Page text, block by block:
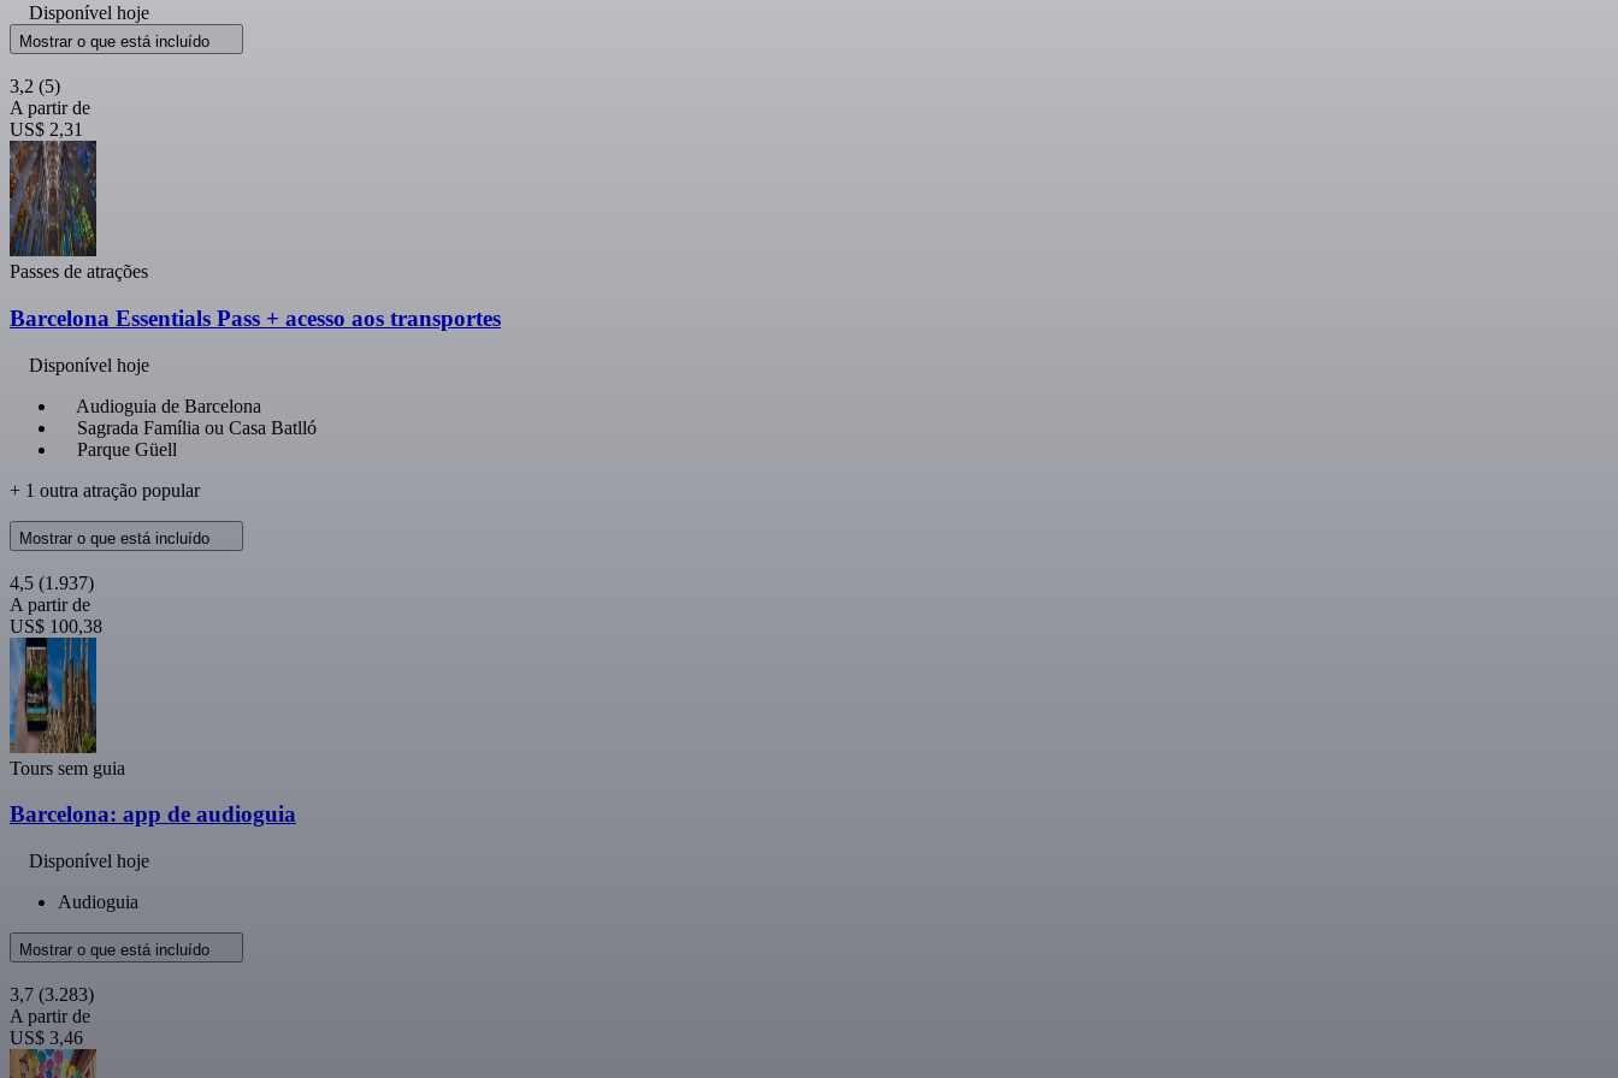
Disponível hoje
Mostrar o que está incluído
3,2 (5)
A partir de
US$ 2,31
Passes de atrações
Barcelona Essentials Pass + acesso aos transportes
Disponível hoje
Audioguia de Barcelona
Sagrada Família ou Casa Batlló
Parque Güell
+ 1 outra atração popular
Mostrar o que está incluído
4,5 (1.937)
A partir de
US$ 100,38
Tours sem guia
Barcelona: app de audioguia
Disponível hoje
Audioguia
Mostrar o que está incluído
3,7 (3.283)
A partir de
US$ 3,46